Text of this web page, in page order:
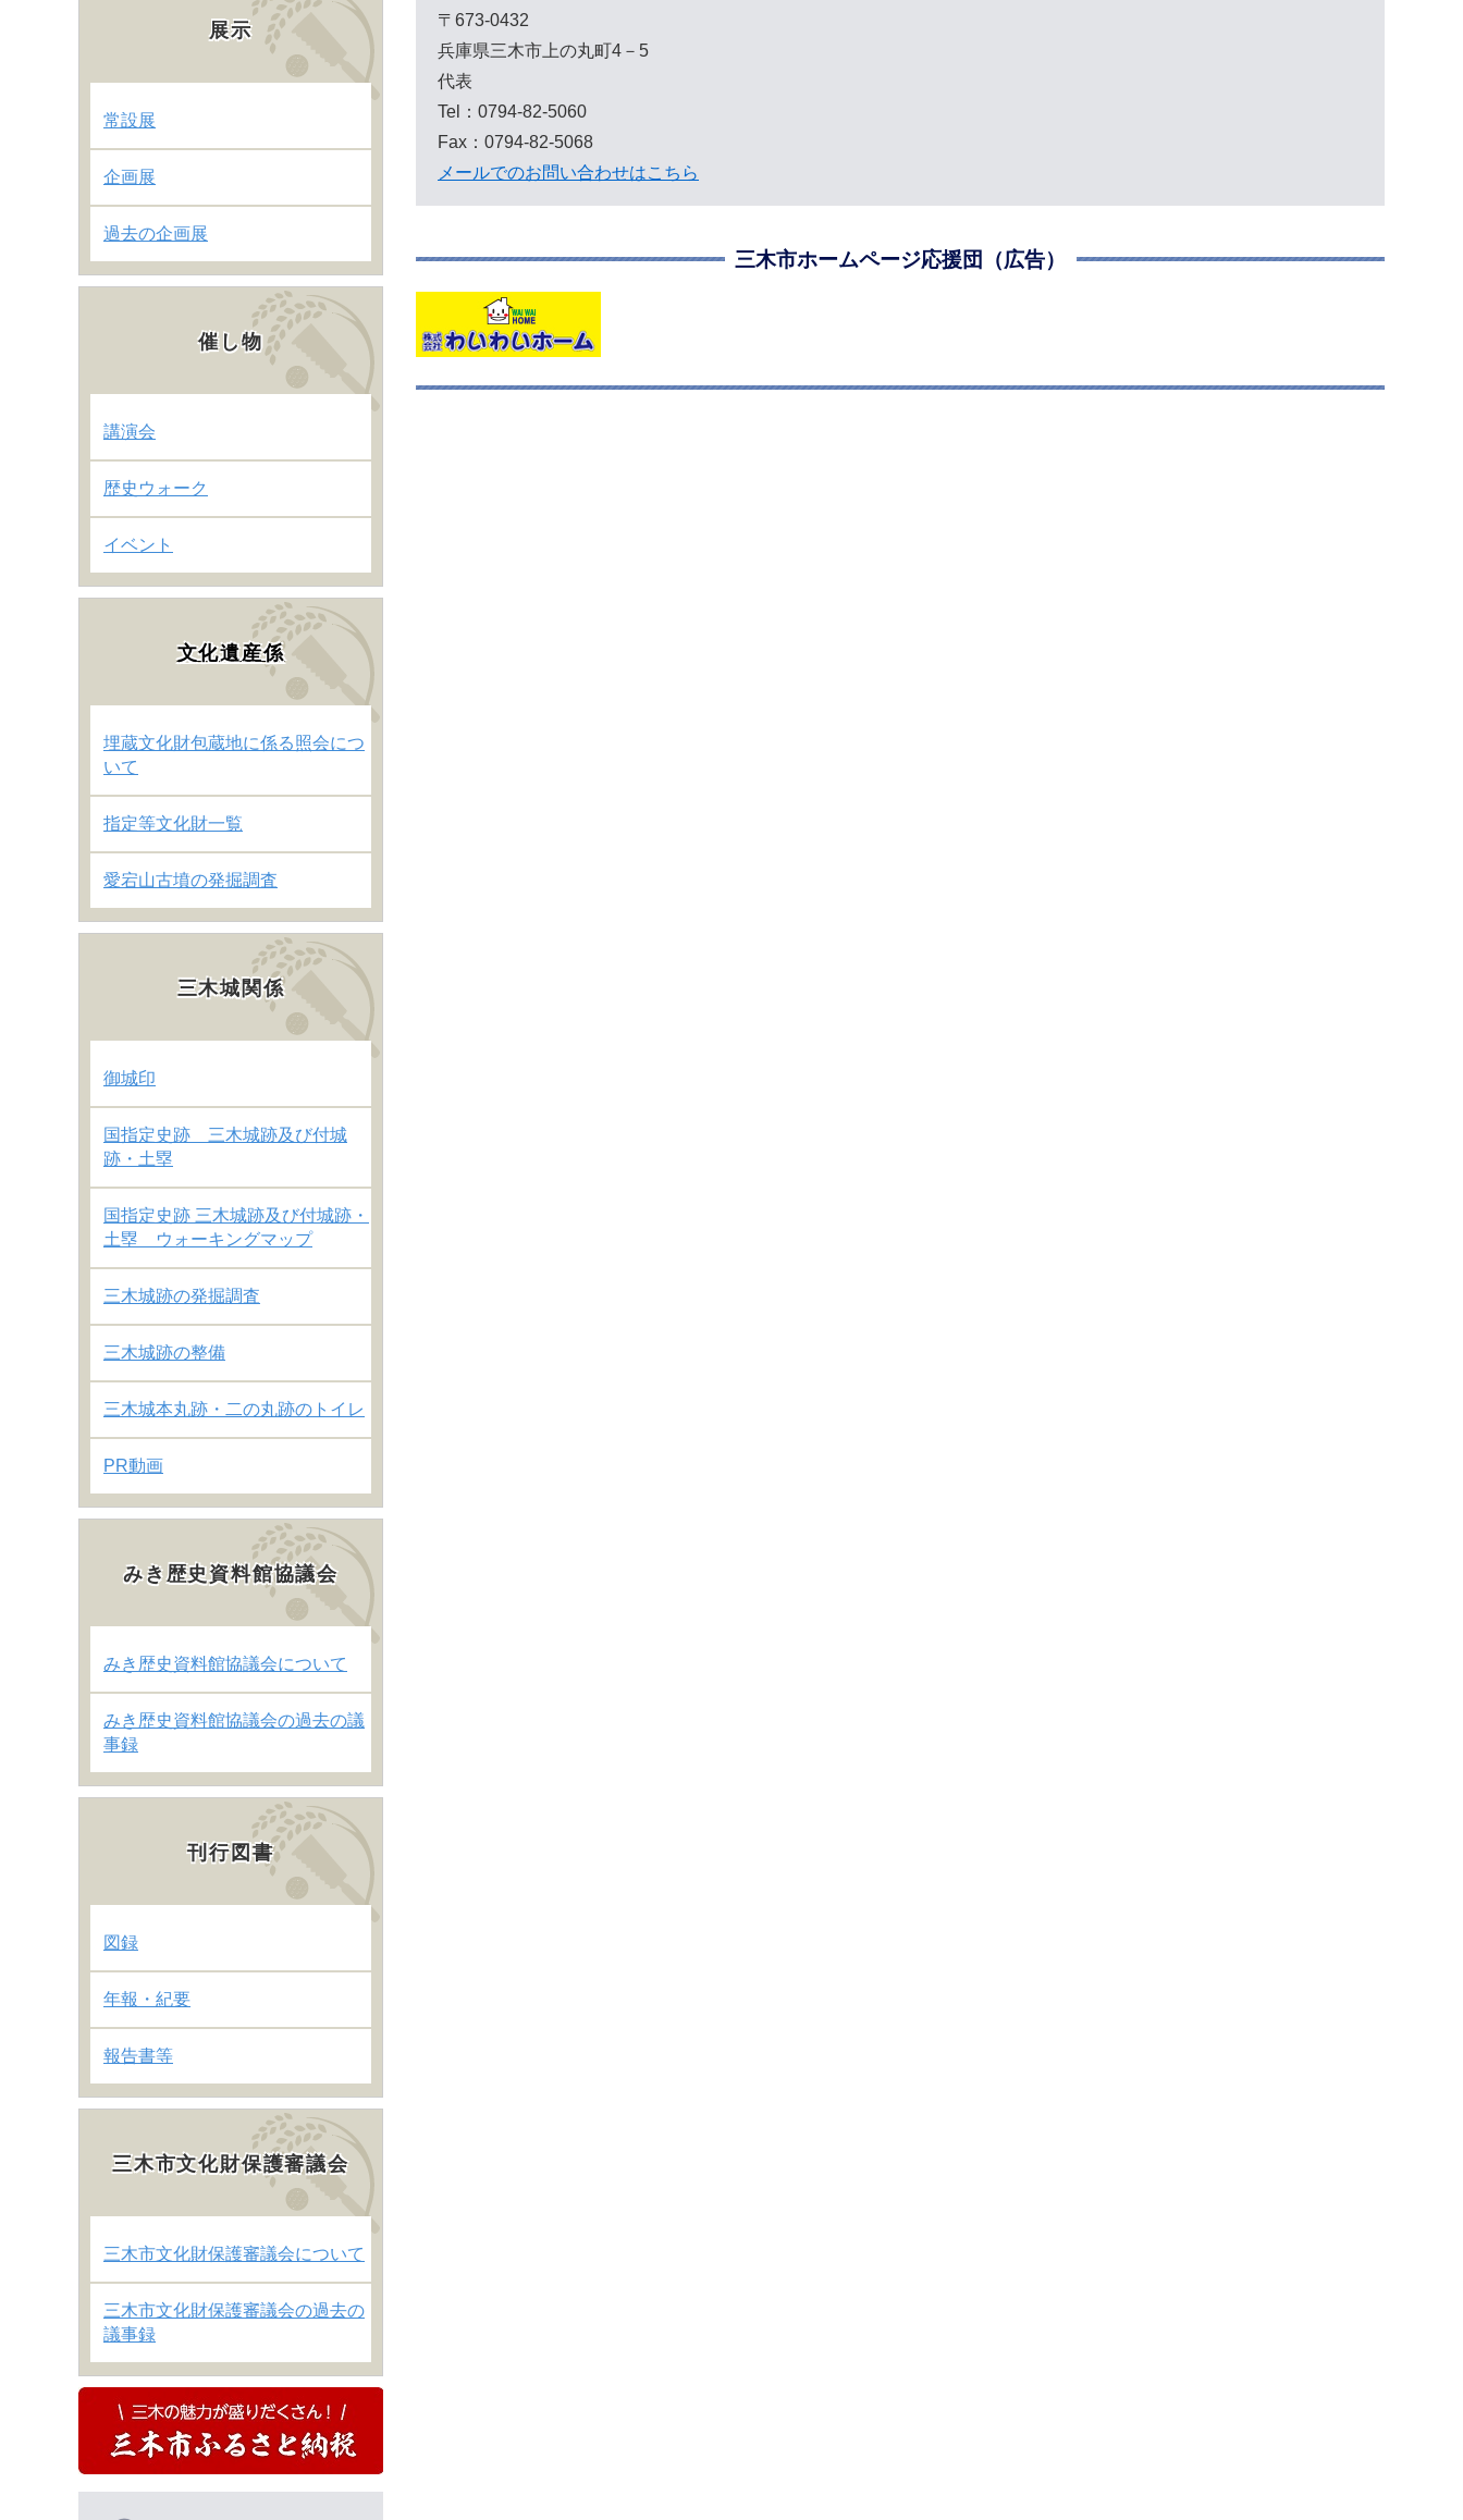
〒673-0432
兵庫県三木市上の丸町4－5
代表
Tel：0794-82-5060
Fax：0794-82-5068
メールでのお問い合わせはこちら
三木市ホームページ応援団（広告）
展示
常設展
企画展
過去の企画展
催し物
講演会
歴史ウォーク
イベント
文化遺産係
埋蔵文化財包蔵地に係る照会につ
いて
指定等文化財一覧
愛宕山古墳の発掘調査
三木城関係
御城印
国指定史跡 三木城跡及び付城
跡・土塁
国指定史跡 三木城跡及び付城跡・
土塁 ウォーキングマップ
三木城跡の発掘調査
三木城跡の整備
三木城本丸跡・二の丸跡のトイレ
PR動画
みき歴史資料館協議会
みき歴史資料館協議会について
みき歴史資料館協議会の過去の議
事録
刊行図書
図録
年報・紀要
報告書等
三木市文化財保護審議会
三木市文化財保護審議会について
三木市文化財保護審議会の過去の
議事録